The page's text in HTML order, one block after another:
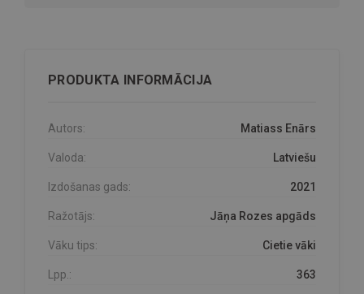
PRODUKTA INFORMĀCIJA
Autors: Matiass Enārs
Valoda: Latviešu
Izdošanas gads: 2021
Ražotājs: Jāņa Rozes apgāds
Vāku tips: Cietie vāki
Lpp.: 363